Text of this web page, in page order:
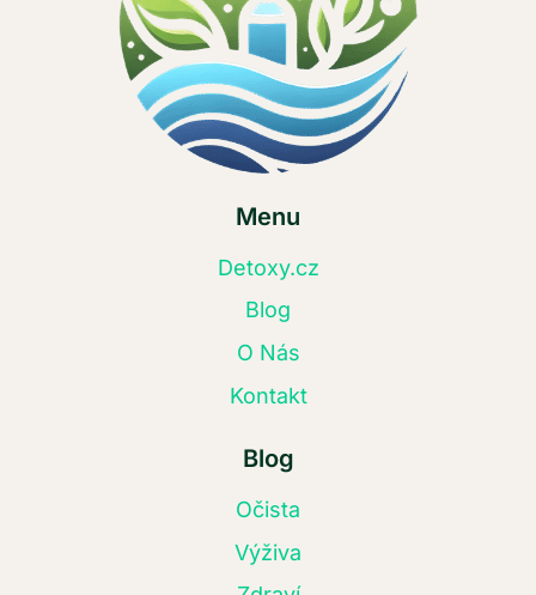
Menu
Detoxy.cz
Blog
O Nás
Kontakt
Blog
Očista
Výživa